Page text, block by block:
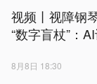
视频丨视障钢
“数字盲杖”：
8月8日 18:30